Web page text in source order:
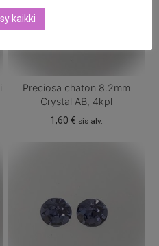
Preciosa chaton 8.2mm
Crystal AB, 4kpl
1,60 € sis alv.
kaikki